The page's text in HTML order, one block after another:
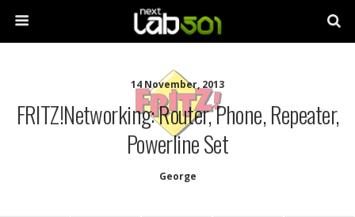
14 November, 2013
FRITZ!Networking: Router, Phone, Repeater,
Powerline Set
George